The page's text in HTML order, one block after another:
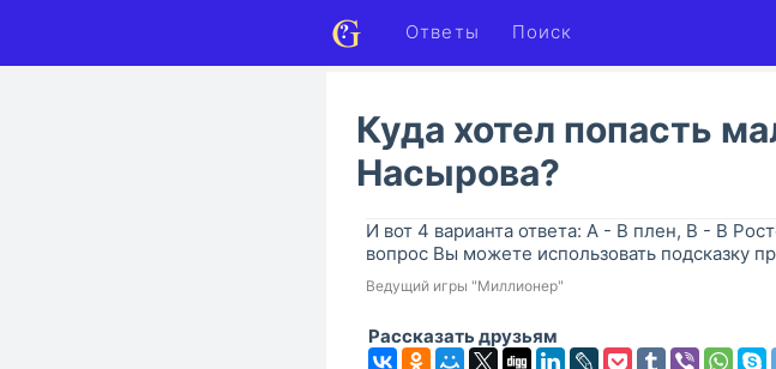
Ответы Поиск
Куда хотел попасть
Насырова?
И вот 4 варианта ответа: A - В плен, B - В
вопрос Вы можете использовать подсказку
Ведущий игры "Миллионер"
Рассказать друзьям